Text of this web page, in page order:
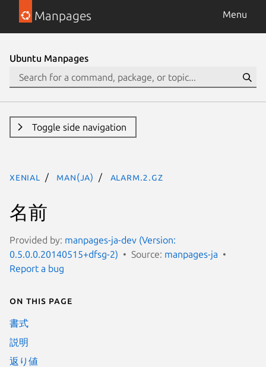
Manpages Menu
Ubuntu Manpages
Toggle side navigation
xenial man(ja) alarm.2.gz
名前
Provided by: manpages-ja-dev (Version:
0.5.0.0.20140515+dfsg-2)
Source: manpages-ja
Report a bug
On this page
書式
説明
返り値